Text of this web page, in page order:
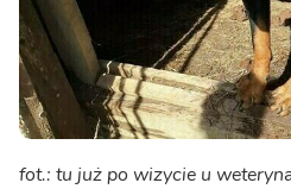
fot.: tu już po wizycie u